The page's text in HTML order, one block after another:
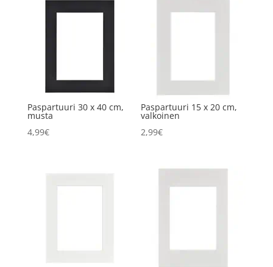
Paspartuuri 30 x 40 cm,
musta
4,99€
Paspartuuri 15 x 20 cm,
valkoinen
2,99€